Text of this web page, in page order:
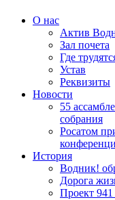
О нас
Актив
Зал почета
Где
Устав
Реквизиты
Новости
55
собрания
Росатом
История
Водник!
Дорога
Проект